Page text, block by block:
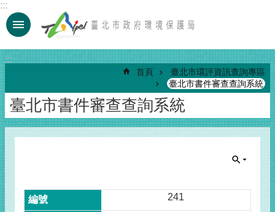
跳到主要內容區塊
:::
:::
首頁
臺北市環評資訊查詢專區
臺北市書件審查查詢系統
臺北市書件審查查詢系統
241